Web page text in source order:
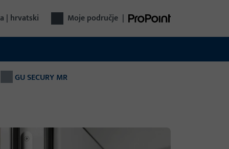
| hrvatski Moje područje |
preko kontrole pristupa do automatskih
– funkcionalno, sigurno, svestrano.
GU SECURY MR